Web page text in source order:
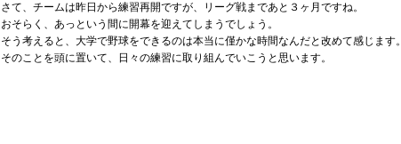
さて、チームは昨日から練習再開ですが、リーグ戦まであと３ヶ月ですね。
おそらく、あっという間に開幕を迎えてしまうでしょう。
そう考えると、大学で野球をできるのは本当に僅かな時間なんだと改めて感じます。
そのことを頭に置いて、日々の練習に取り組んでいこうと思います。